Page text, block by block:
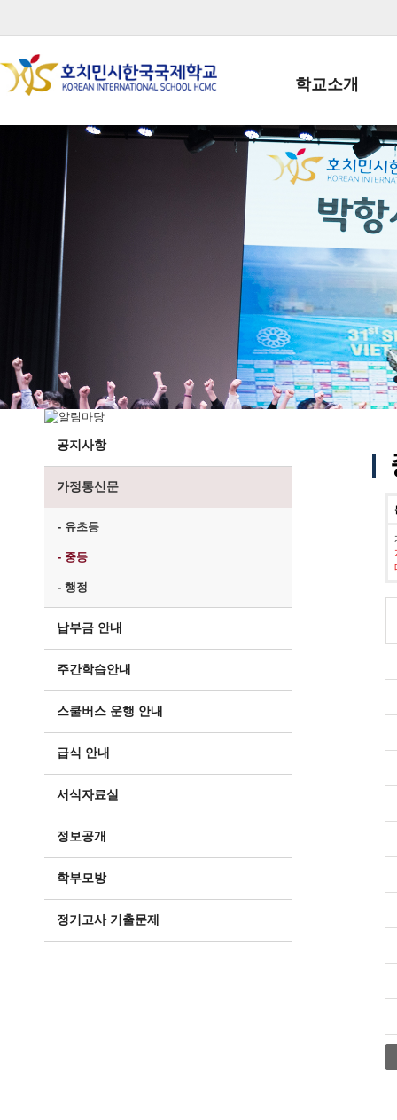
학교소개
학교장인사말
학생회장인사말
학교상징
학교 CI
교직원현황
학생현황
위치/전화
전경사진
공지사항
가정통신문
- 유초등
- 중등
- 행정
납부금 안내
주간학습안내
스쿨버스 운행 안내
급식 안내
서식자료실
정보공개
학부모방
정기고사 기출문제